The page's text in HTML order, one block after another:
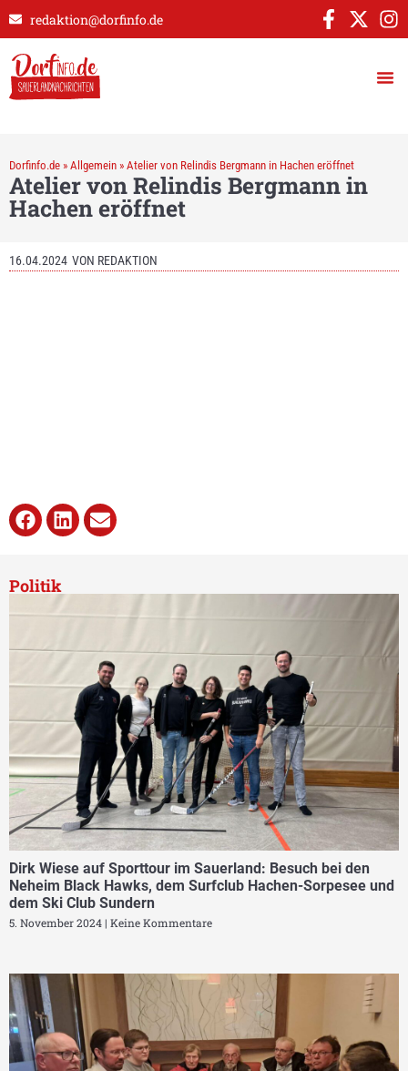
redaktion@dorfinfo.de
Dorfinfo.de » Allgemein » Atelier von Relindis Bergmann in Hachen eröffnet
Atelier von Relindis Bergmann in
Hachen eröffnet
16.04.2024 VON REDAKTION
Politik
Dirk Wiese auf Sporttour im Sauerland: Besuch bei den
Neheim Black Hawks, dem Surfclub Hachen-Sorpesee und
dem Ski Club Sundern
5. November 2024 Keine Kommentare